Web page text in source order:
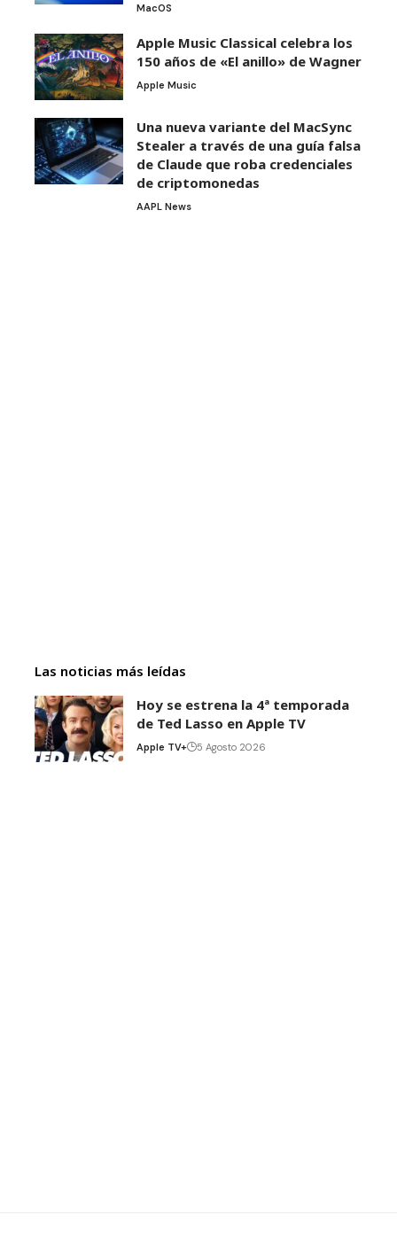
MacOS
Apple Music Classical celebra los
150 años de «El anillo» de Wagner
Apple Music
Una nueva variante del MacSync
Stealer a través de una guía falsa
de Claude que roba credenciales
de criptomonedas
AAPL News
Las noticias más leídas
Hoy se estrena la 4ª temporada
de Ted Lasso en Apple TV
Apple TV+ 5 Agosto 2026